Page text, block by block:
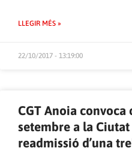
LLEGIR MÉS »
22/10/2017 - 13:19:00
CGT Anoia
setembre a la
readmissió d’una